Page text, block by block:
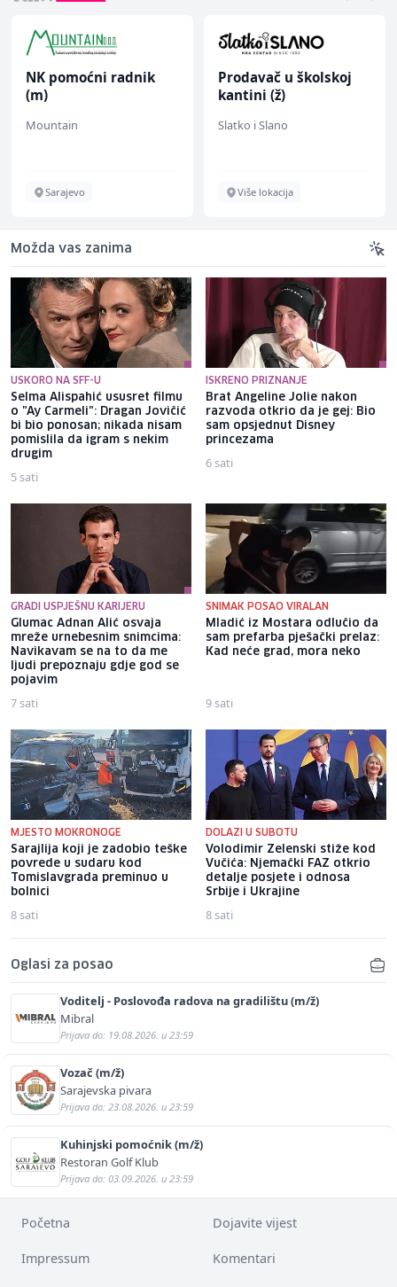
NK pomoćni radnik
(m)
Mountain
Sarajevo
Prodavač u školskoj
kantini (ž)
Slatko i Slano
Više lokacija
Možda vas zanima
USKORO NA SFF-U
Selma Alispahić ususret filmu
o "Ay Carmeli": Dragan Jovičić
bi bio ponosan; nikada nisam
pomislila da igram s nekim
drugim
5 sati
ISKRENO PRIZNANJE
Brat Angeline Jolie nakon
razvoda otkrio da je gej: Bio
sam opsjednut Disney
princezama
6 sati
GRADI USPJEŠNU KARIJERU
Glumac Adnan Alić osvaja
mreže urnebesnim snimcima:
Navikavam se na to da me
ljudi prepoznaju gdje god se
pojavim
7 sati
SNIMAK POSAO VIRALAN
Mladić iz Mostara odlučio da
sam prefarba pješački prelaz:
Kad neće grad, mora neko
9 sati
MJESTO MOKRONOGE
Sarajlija koji je zadobio teške
povrede u sudaru kod
Tomislavgrada preminuo u
bolnici
8 sati
DOLAZI U SUBOTU
Volodimir Zelenski stiže kod
Vučića: Njemački FAZ otkrio
detalje posjete i odnosa
Srbije i Ukrajine
8 sati
Oglasi za posao
Voditelj - Poslovođa radova na gradilištu (m/ž)
Mibral
Prijava do: 19.08.2026. u 23:59
Vozač (m/ž)
Sarajevska pivara
Prijava do: 23.08.2026. u 23:59
Kuhinjski pomoćnik (m/ž)
Restoran Golf Klub
Prijava do: 03.09.2026. u 23:59
Početna Dojavite vijest
Impressum Komentari